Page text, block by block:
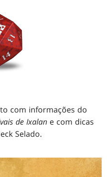
com informações do
de Ixalan e com dicas
Selado.